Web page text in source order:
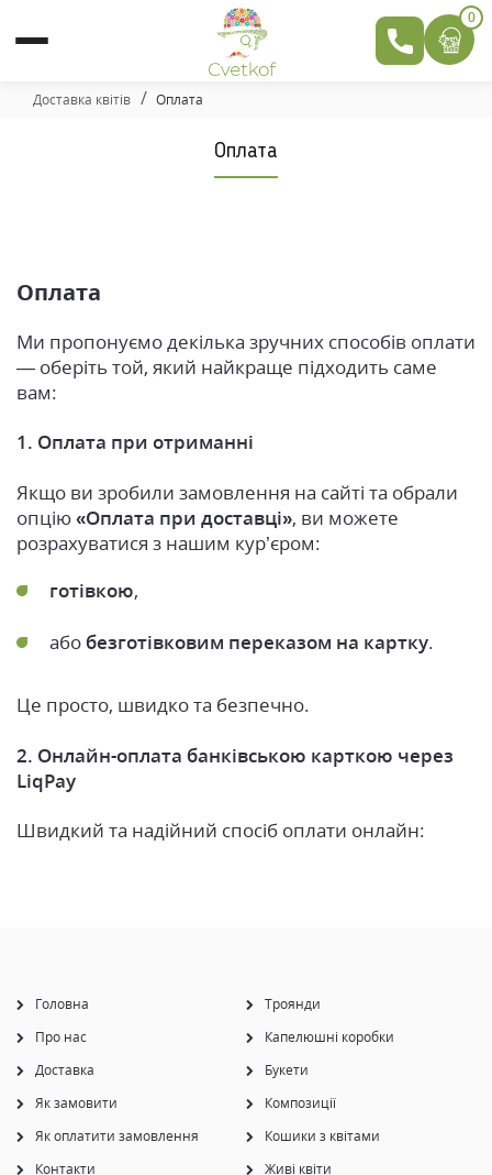
0
Доставка квітів Оплата
Оплата
Оплата
Ми пропонуємо декілька зручних способів оплати
— оберіть той, який найкраще підходить саме
вам:
1. Оплата при отриманні
Якщо ви зробили замовлення на сайті та обрали
опцію«Оплата при доставці», ви можете
розрахуватися з нашим кур’єром:
готівкою,
абобезготівковим переказом на картку.
Це просто, швидко та безпечно.
2. Онлайн-оплата банківською карткою через
LiqPay
Швидкий та надійний спосіб оплати онлайн:
Головна
Про нас
Доставка
Як замовити
Як оплатити замовлення
Контакти
Троянди
Капелюшні коробки
Букети
Композиції
Кошики з квітами
Живі квіти